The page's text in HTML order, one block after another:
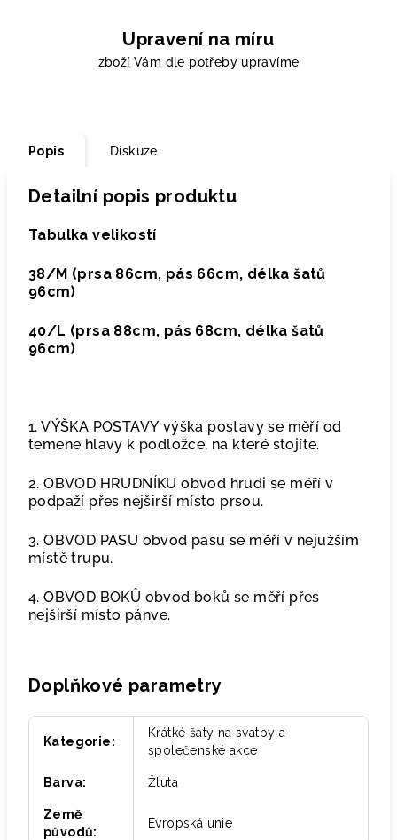
Upravení na míru
zboží Vám dle potřeby upravíme
Popis Diskuze
Detailní popis produktu
Tabulka velikostí
38/M (prsa 86cm, pás 66cm, délka šatů
96cm)
40/L (prsa 88cm, pás 68cm, délka šatů
96cm)
1. VÝŠKA POSTAVY výška postavy se měří od
temene hlavy k podložce, na které stojíte.
2. OBVOD HRUDNÍKU obvod hrudi se měří v
podpaží přes nejširší místo prsou.
3. OBVOD PASU obvod pasu se měří v nejužším
místě trupu.
4. OBVOD BOKŮ obvod boků se měří přes
nejširší místo pánve.
Doplňkové parametry
Kategorie:
Krátké šaty na svatby a
společenské akce
Barva: Žlutá
Země
původů:
Evropská unie